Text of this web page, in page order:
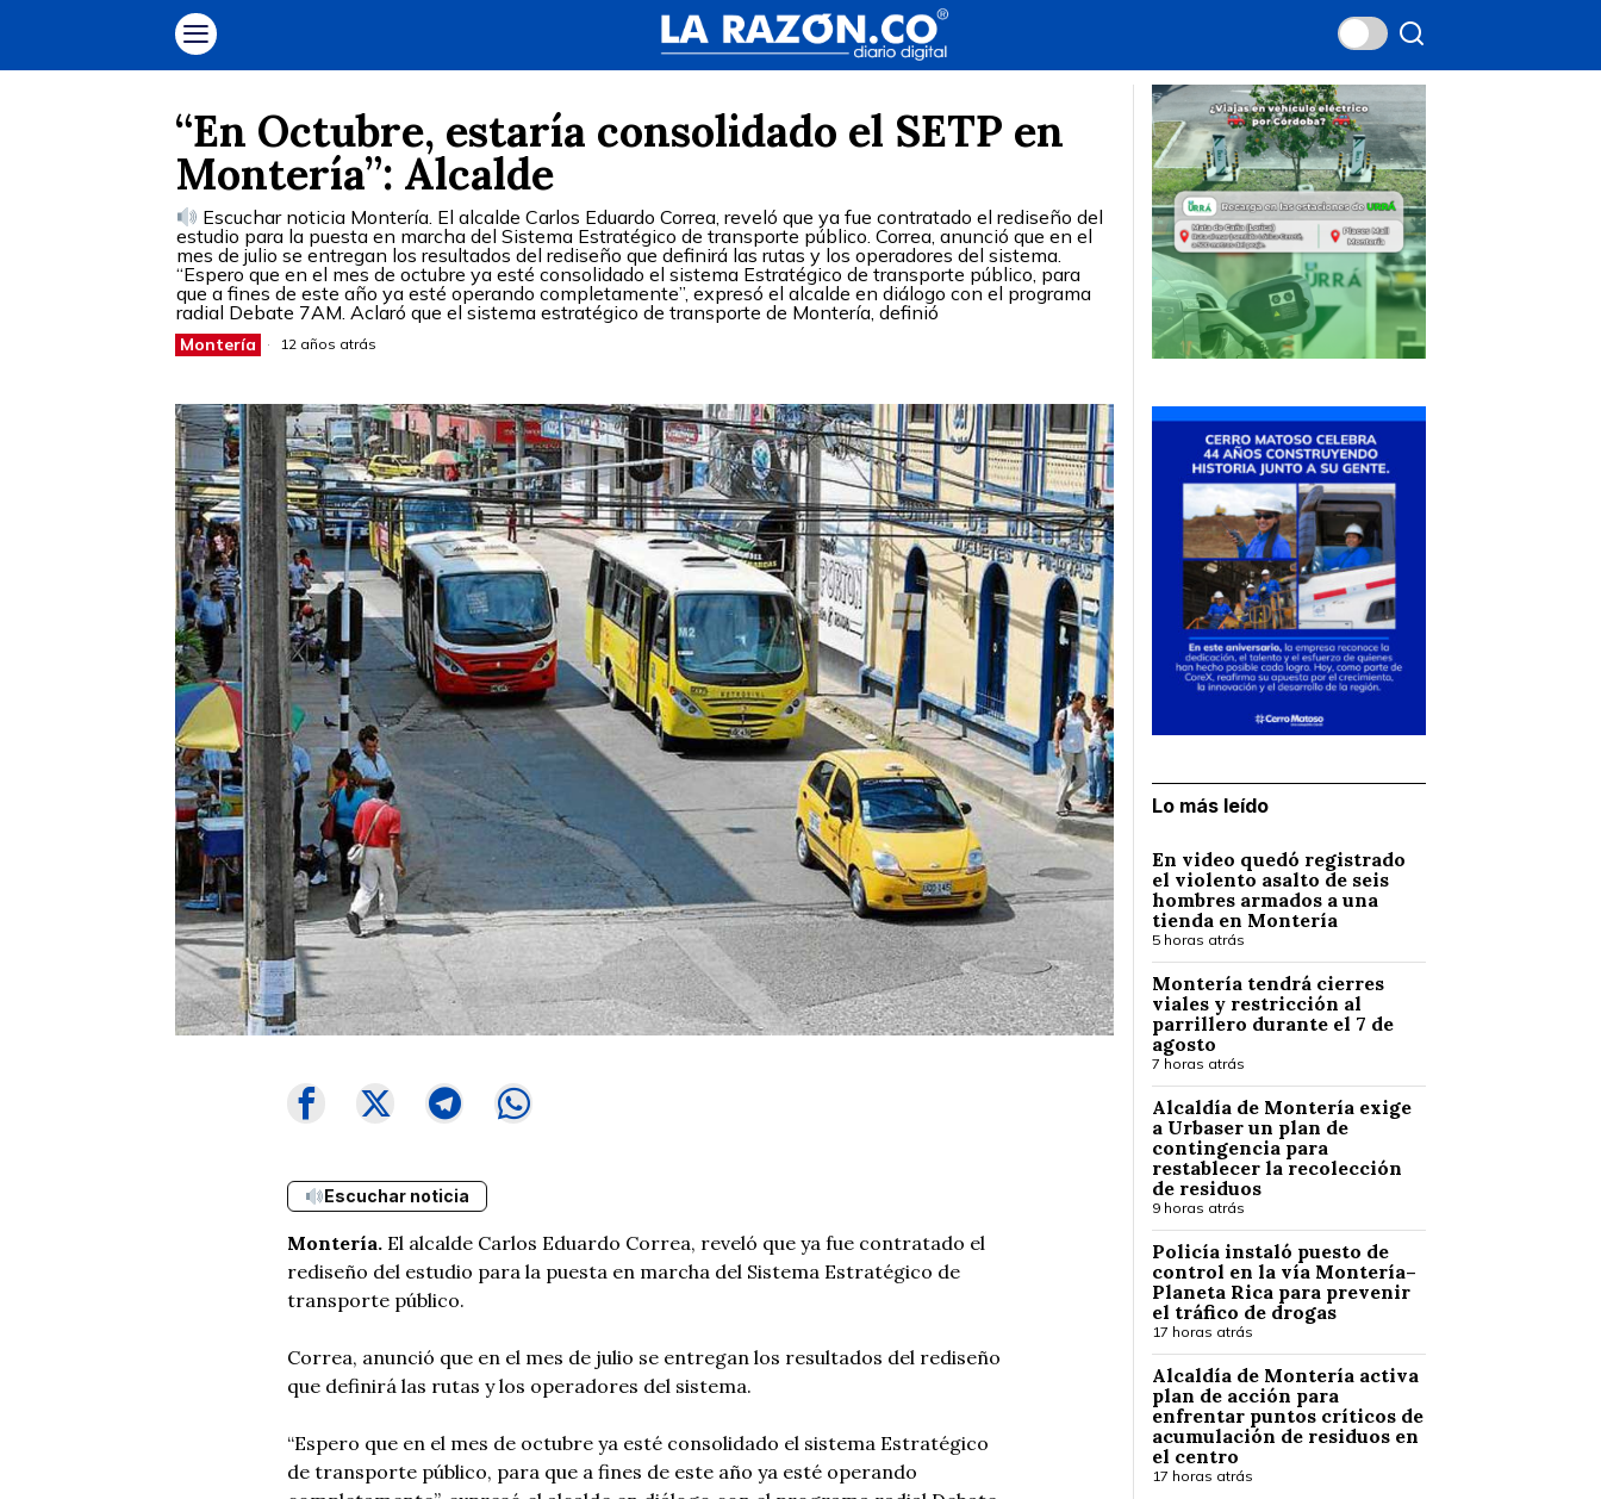
“En Octubre, estaría consolidado el SETP en
Montería”: Alcalde
Escuchar noticia Montería. El alcalde Carlos Eduardo Correa, reveló que ya fue contratado el rediseño del
estudio para la puesta en marcha del Sistema Estratégico de transporte público. Correa, anunció que en el
mes de julio se entregan los resultados del rediseño que definirá las rutas y los operadores del sistema.
“Espero que en el mes de octubre ya esté consolidado el sistema Estratégico de transporte público, para
que a fines de este año ya esté operando completamente”, expresó el alcalde en diálogo con el programa
radial Debate 7AM. Aclaró que el sistema estratégico de transporte de Montería, definió
Montería 12 años atrás
Escuchar noticia
Montería. El alcalde Carlos Eduardo Correa, reveló que ya fue contratado el
rediseño del estudio para la puesta en marcha del Sistema Estratégico de
transporte público.
Correa, anunció que en el mes de julio se entregan los resultados del rediseño
que definirá las rutas y los operadores del sistema.
“Espero que en el mes de octubre ya esté consolidado el sistema Estratégico
de transporte público, para que a fines de este año ya esté operando
Lo más leído
En video quedó registrado
el violento asalto de seis
hombres armados a una
tienda en Montería
5 horas atrás
Montería tendrá cierres
viales y restricción al
parrillero durante el 7 de
agosto
7 horas atrás
Alcaldía de Montería exige
a Urbaser un plan de
contingencia para
restablecer la recolección
de residuos
9 horas atrás
Policía instaló puesto de
control en la vía Montería–
Planeta Rica para prevenir
el tráfico de drogas
17 horas atrás
Alcaldía de Montería activa
plan de acción para
enfrentar puntos críticos de
acumulación de residuos en
el centro
17 horas atrás